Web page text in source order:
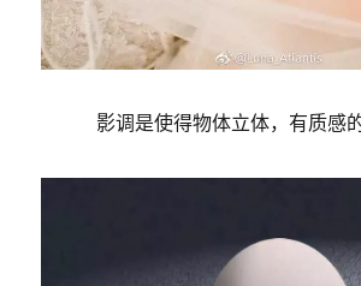
影调是使得物体立体，有质感